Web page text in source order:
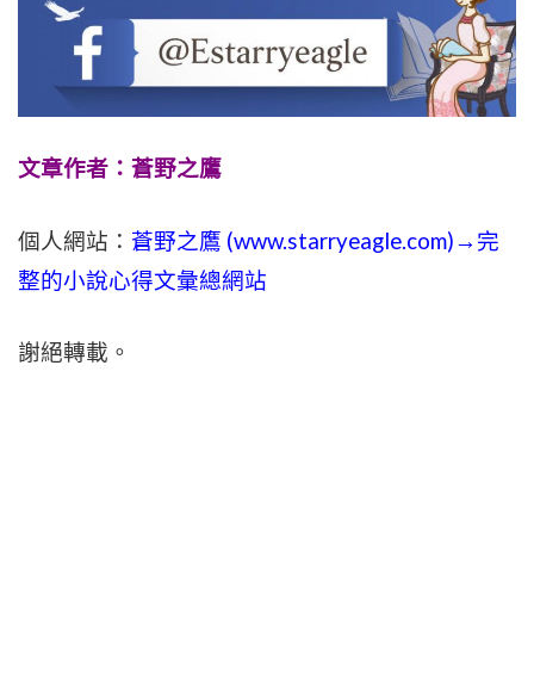
文章作者：蒼野之鷹
個人網站： 蒼野之鷹 (www.starryeagle.com)→完
整的小說心得文彙總網站
謝絕轉載。